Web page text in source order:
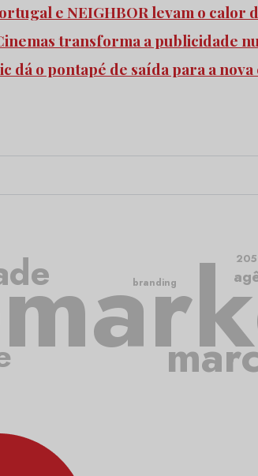
e NEIGHBOR levam o calor
transforma a publicidade
dá o pontapé de saída para a nova
branding